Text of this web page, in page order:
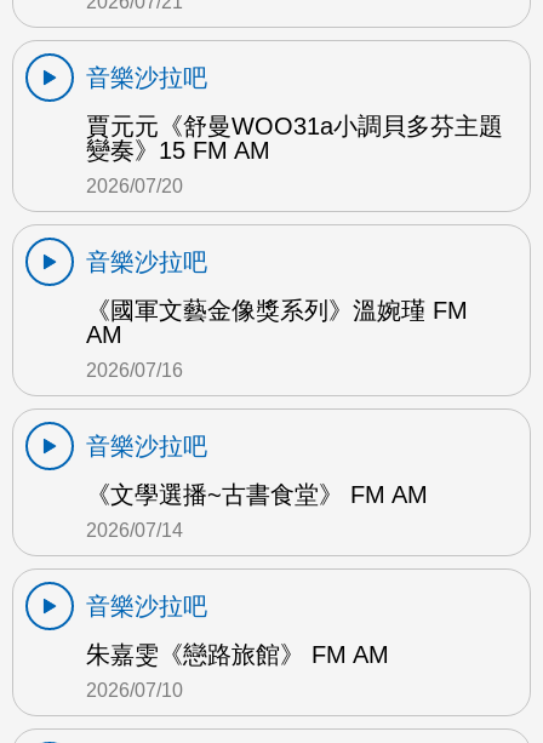
音樂沙拉吧
賈元元《舒曼WOO31a小調貝多芬主題
變奏》15 FM AM
2026/07/20
音樂沙拉吧
《國軍文藝金像獎系列》溫婉瑾 FM
AM
2026/07/16
音樂沙拉吧
《文學選播~古書食堂》 FM AM
2026/07/14
音樂沙拉吧
朱嘉雯《戀路旅館》 FM AM
2026/07/10